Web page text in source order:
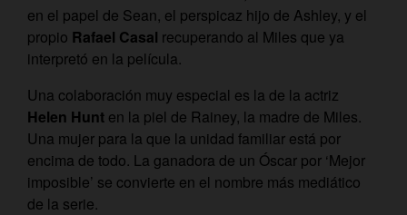
en el papel de Sean, el perspicaz hijo de Ashley, y el
propio Rafael Casal recuperando al Miles que ya
interpretó en la película.
Una colaboración muy especial es la de la actriz
Helen Hunt en la piel de Rainey, la madre de Miles.
Una mujer para la que la unidad familiar está por
encima de todo. La ganadora de un Óscar por ‘Mejor
imposible’ se convierte en el nombre más mediático
de la serie.